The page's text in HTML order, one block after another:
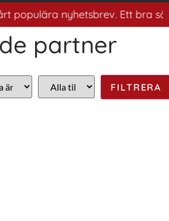
nyhetsbrev. Ett bra sätt
partner